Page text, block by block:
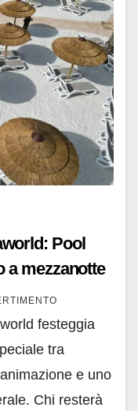
Pool
a mezzanotte
festeggia
tra
e uno
Chi resterà